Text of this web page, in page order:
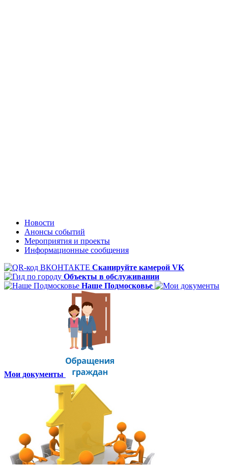
Новости
Анонсы событий
Мероприятия и проекты
Информационные сообщения
Сканируйте камерой VK
Объекты в обслуживании
Наше Подмосковье
Мои документы